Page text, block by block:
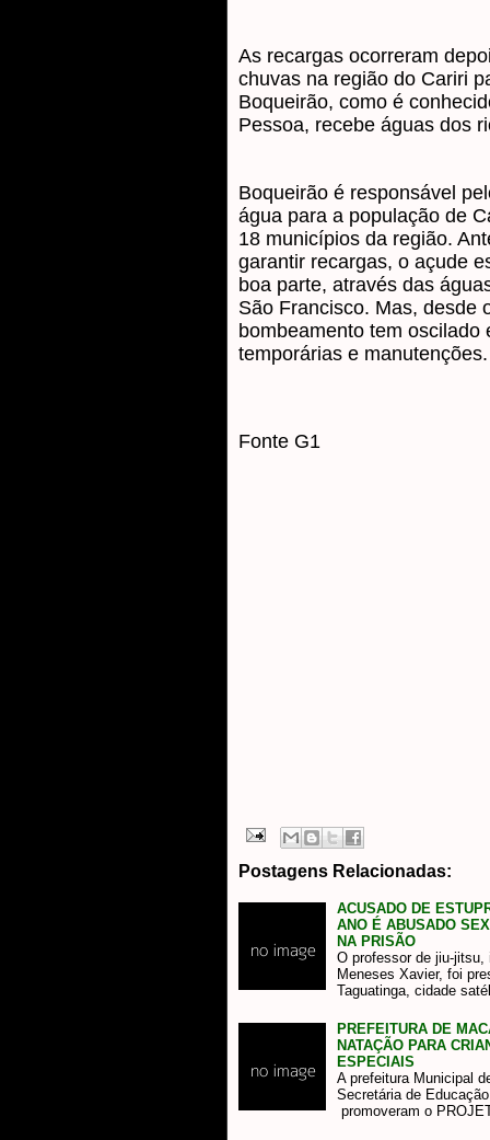
As recargas ocorreram
chuvas na região do Cariri
Boqueirão, como é
Pessoa, recebe águas dos
Boqueirão é responsável
água para a população de
18 municípios da região.
garantir recargas, o açude
boa parte, através das
São Francisco. Mas, desde
bombeamento tem oscilado
temporárias e manutenções.
Fonte G1
Postagens Relacionadas:
ACUSADO DE
ANO É ABUSADO
NA PRISÃO
O professor de jiu-
Meneses Xavier, foi
Taguatinga, cidade
PREFEITURA DE
NATAÇÃO PARA
ESPECIAIS
A prefeitura Municipal
Secretária de
promoveram o